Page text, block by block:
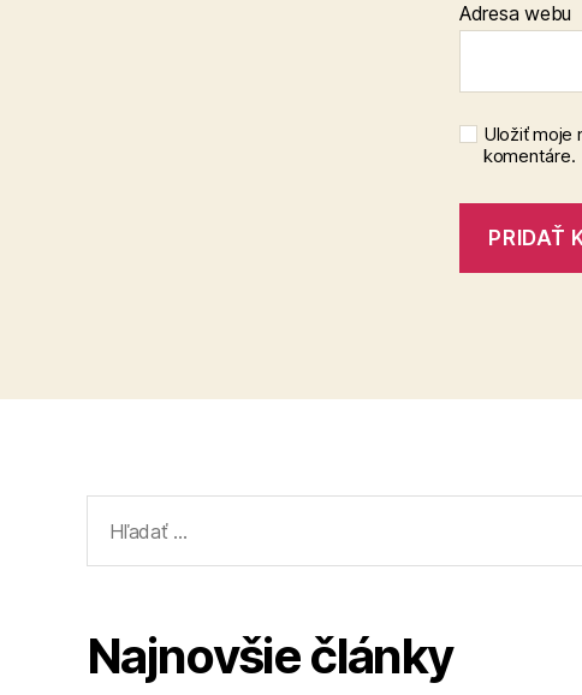
Adresa webu
Uložiť moje
komentáre.
Najnovšie články